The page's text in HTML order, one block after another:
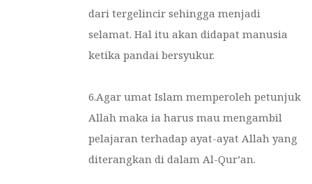
dari tergelincir sehingga menjadi
selamat. Hal itu akan didapat manusia
ketika pandai bersyukur.
6.Agar umat Islam memperoleh petunjuk
Allah maka ia harus mau mengambil
pelajaran terhadap ayat-ayat Allah yang
diterangkan di dalam Al-Qur’an.